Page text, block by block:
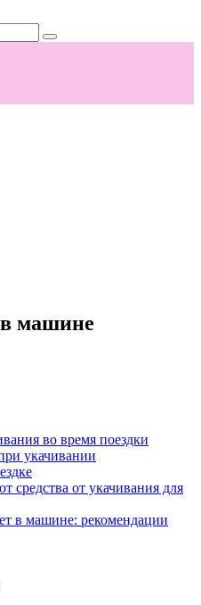
в машине
во время поездки
укачивании
средства от укачивания для
в машине: рекомендации